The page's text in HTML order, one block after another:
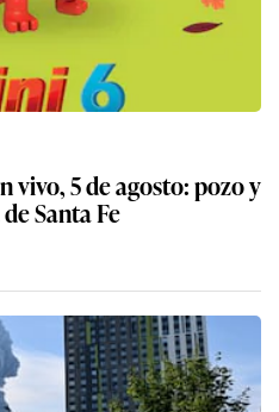
vivo, 5 de agosto: pozo y
Santa Fe